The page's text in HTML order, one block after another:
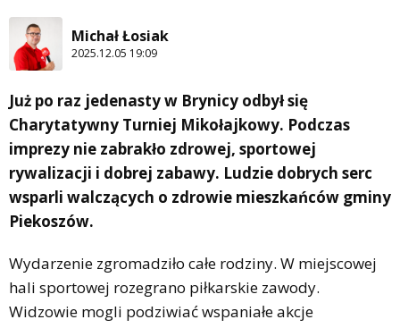
Michał Łosiak
2025.12.05 19:09
Już po raz jedenasty w Brynicy odbył się
Charytatywny Turniej Mikołajkowy. Podczas
imprezy nie zabrakło zdrowej, sportowej
rywalizacji i dobrej zabawy. Ludzie dobrych serc
wsparli walczących o zdrowie mieszkańców gminy
Piekoszów.
Wydarzenie zgromadziło całe rodziny. W miejscowej
hali sportowej rozegrano piłkarskie zawody.
Widzowie mogli podziwiać wspaniałe akcje